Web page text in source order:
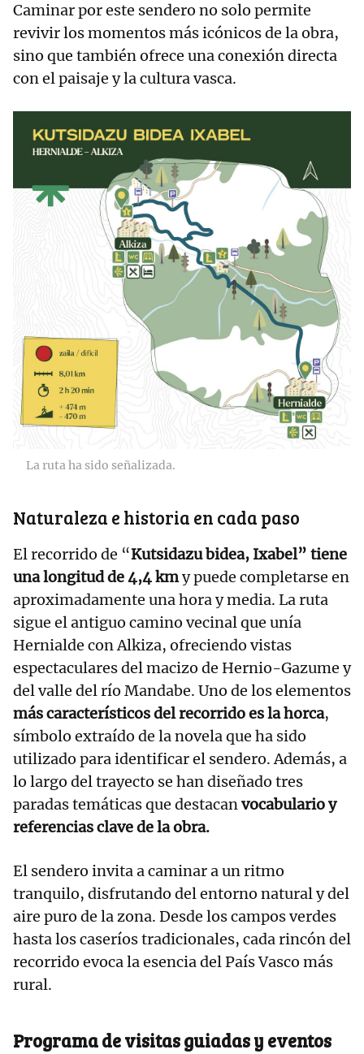
Caminar por este sendero no solo permite
revivir los momentos más icónicos de la obra,
sino que también ofrece una conexión directa
con el paisaje y la cultura vasca.
La ruta ha sido señalizada.
Naturaleza e historia en cada paso
El recorrido de “Kutsidazu bidea, Ixabel” tiene
una longitud de 4,4 kmy puede completarse en
aproximadamente una hora y media. La ruta
sigue el antiguo camino vecinal que unía
Hernialde con Alkiza, ofreciendo vistas
espectaculares del macizo de Hernio-Gazume y
del valle del río Mandabe. Uno de los elementos
más característicos del recorrido es la horca,
símbolo extraído de la novela que ha sido
utilizado para identificar el sendero. Además, a
lo largo del trayecto se han diseñado tres
paradas temáticas que destacanvocabulario y
referencias clave de la obra.
El sendero invita a caminar a un ritmo
tranquilo, disfrutando del entorno natural y del
aire puro de la zona. Desde los campos verdes
hasta los caseríos tradicionales, cada rincón del
recorrido evoca la esencia del País Vasco más
rural.
Programa de visitas guiadas y eventos